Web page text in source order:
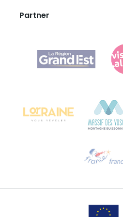
Agence Régionale du
Bureau de Colmar
Sprechen Sie uns
Partner